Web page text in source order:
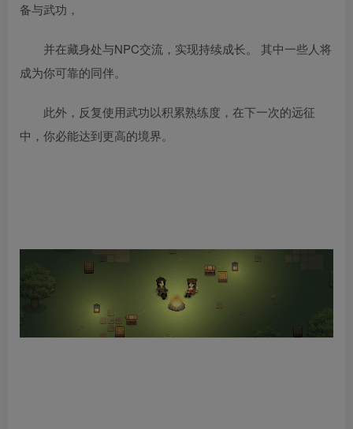
备与武功，
并在藏身处与NPC交流，实现持续成长。 其中一些人将
成为你可靠的同伴。
此外，反复使用武功以积累熟练度，在下一次的远征
中，你必能达到更高的境界。